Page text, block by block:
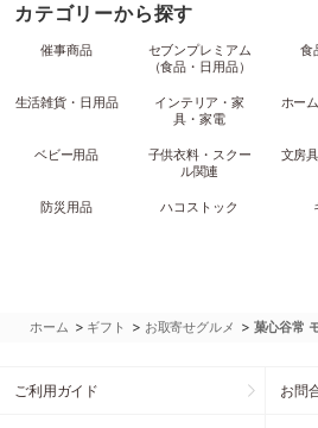
カテゴリーから探す
催事商品
セブンプレミアム
（食品・日用品）
食
生活雑貨・日用品
インテリア・家
具・家電
ホー
ベビー用品
子供衣料・スクー
ル関連
文房
防災用品 ハコストック
ホーム > ギフト > お取寄せグルメ > 菓心谷常
ご利用ガイド お問